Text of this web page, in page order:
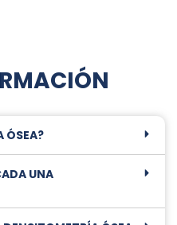
ÓSEA?
UNA